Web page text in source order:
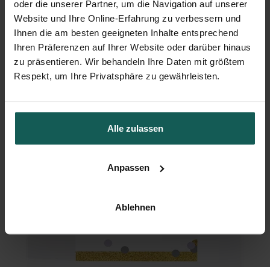
oder die unserer Partner, um die Navigation auf unserer
Website und Ihre Online-Erfahrung zu verbessern und
Ihnen die am besten geeigneten Inhalte entsprechend
Ihren Präferenzen auf Ihrer Website oder darüber hinaus
zu präsentieren. Wir behandeln Ihre Daten mit größtem
Respekt, um Ihre Privatsphäre zu gewährleisten.
Alle zulassen
Anpassen
Ablehnen
Geschenkbox Hochzeit